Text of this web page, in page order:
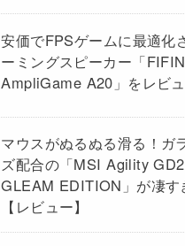
安価でFPSゲームに最適化
ーミングスピーカー「
AmpliGame A20」をレビュ
マウスがぬるぬる滑る！ガ
ズ配合の「MSI Agility
GLEAM EDITION」が凄す
【レビュー】